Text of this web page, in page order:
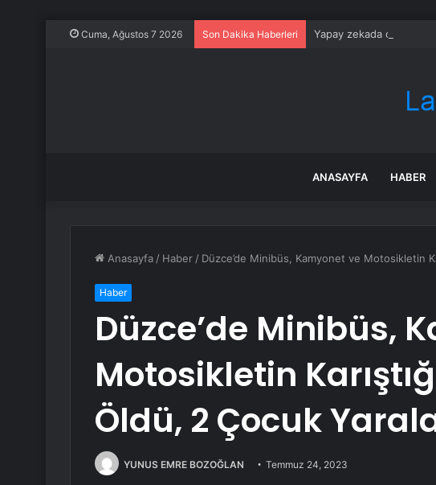
Cuma, Ağustos 7 2026 Son Dakika Haberleri Yapay zekada onlarca
ANASAYFA HABER
Anasayfa / Haber / Düzce’de Minibüs, Kamyonet ve Motosikletin
Haber
Düzce’de Minibüs,
Motosikletin
Öldü, 2 Çocuk
YUNUS EMRE BOZOĞLAN Temmuz 24, 2023